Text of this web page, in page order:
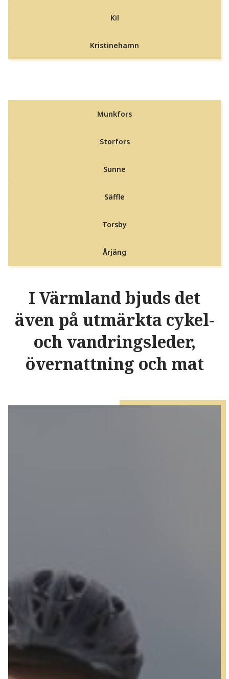
Kil
Kristinehamn
Munkfors
Storfors
Sunne
Säffle
Torsby
Årjäng
I Värmland bjuds det
även på utmärkta cykel-
och vandringsleder,
övernattning och mat